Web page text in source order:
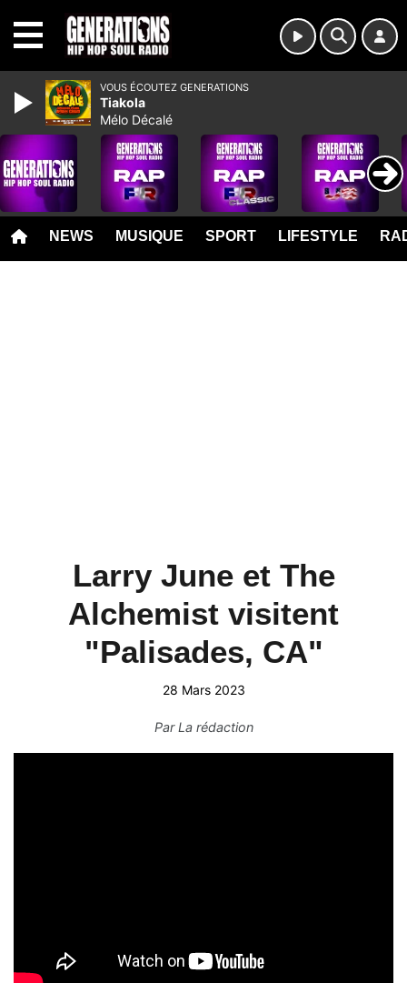
NEWS MUSIQUE SPORT LIFESTYLE
Larry June et The
Alchemist visitent
"Palisades, CA"
28 Mars 2023
ParLa rédaction
VOUS ÉCOUTEZ GENERATIONS
Tiakola
Mélo Décalé